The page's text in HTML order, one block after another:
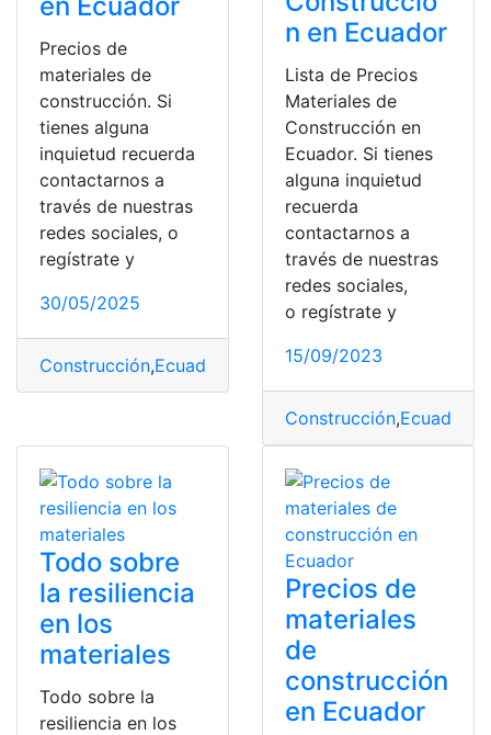
Precios de
materiales de
construcción. Si
tienes alguna
inquietud recuerda
contactarnos a
través de nuestras
redes sociales, o
regístrate y
30/05/2025
Construcción,Ecuador Materiales,Precios,
n en Ecuador
Lista de Precios
Materiales de
Construcción en
Ecuador. Si tienes
alguna inquietud
recuerda
contactarnos a
través de nuestras
redes sociales,
o regístrate y
15/09/2023
Construcción,Ecuador
Todo sobre
la resiliencia
en los
materiales
Todo sobre la
resiliencia en los
Precios de
materiales
de
construcción
en Ecuador